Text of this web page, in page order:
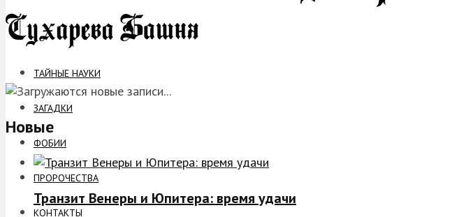
ТАЙНЫЕ НАУКИ
ЗАГАДКИ
ФОБИИ
ПРОРОЧЕСТВА
КОНТАКТЫ
Новые
Транзит Венеры и Юпитера: время удачи